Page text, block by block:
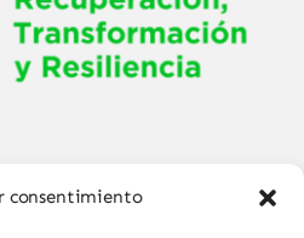
consentimiento